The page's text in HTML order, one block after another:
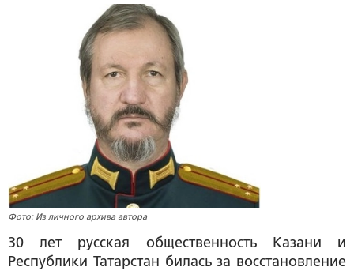
Фото: Из личного архива автора
30 лет русская общественность Казани и
Республики Татарстан билась за восстановление